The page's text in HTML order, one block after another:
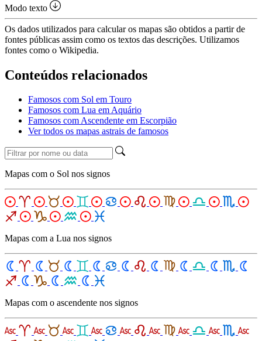
Modo texto
Os dados utilizados para calcular os mapas são obtidos a partir de
fontes públicas assim como os textos das descrições. Utilizamos
fontes como o Wikipedia.
Conteúdos relacionados
Famosos com Sol em Touro
Famosos com Lua em Aquário
Famosos com Ascendente em Escorpião
Ver todos os mapas astrais de famosos
Mapas com o Sol nos signos
Mapas com a Lua nos signos
Mapas com o ascendente nos signos